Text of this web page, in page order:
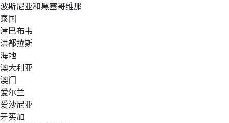
波斯尼亚和黑塞哥维那
泰国
津巴布韦
洪都拉斯
海地
澳大利亚
澳门
爱尔兰
爱沙尼亚
牙买加